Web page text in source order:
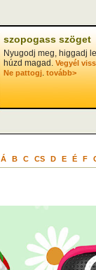
szopogass szöget
Nyugodj meg, higgadj
húzd magad. Vegyél
Ne pattogj. tovább>
Á B C CS D E É F